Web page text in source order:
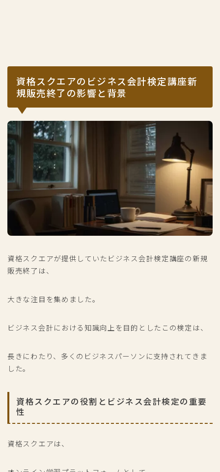
資格スクエアのビジネス会計検定講座新
規販売終了の影響と背景
資格スクエアが提供していたビジネス会計検定講座の新規
販売終了は、
大きな注目を集めました。
ビジネス会計における知識向上を目的としたこの検定は、
長きにわたり、多くのビジネスパーソンに支持されてきま
した。
資格スクエアの役割とビジネス会計検定の重要
性
資格スクエアは、